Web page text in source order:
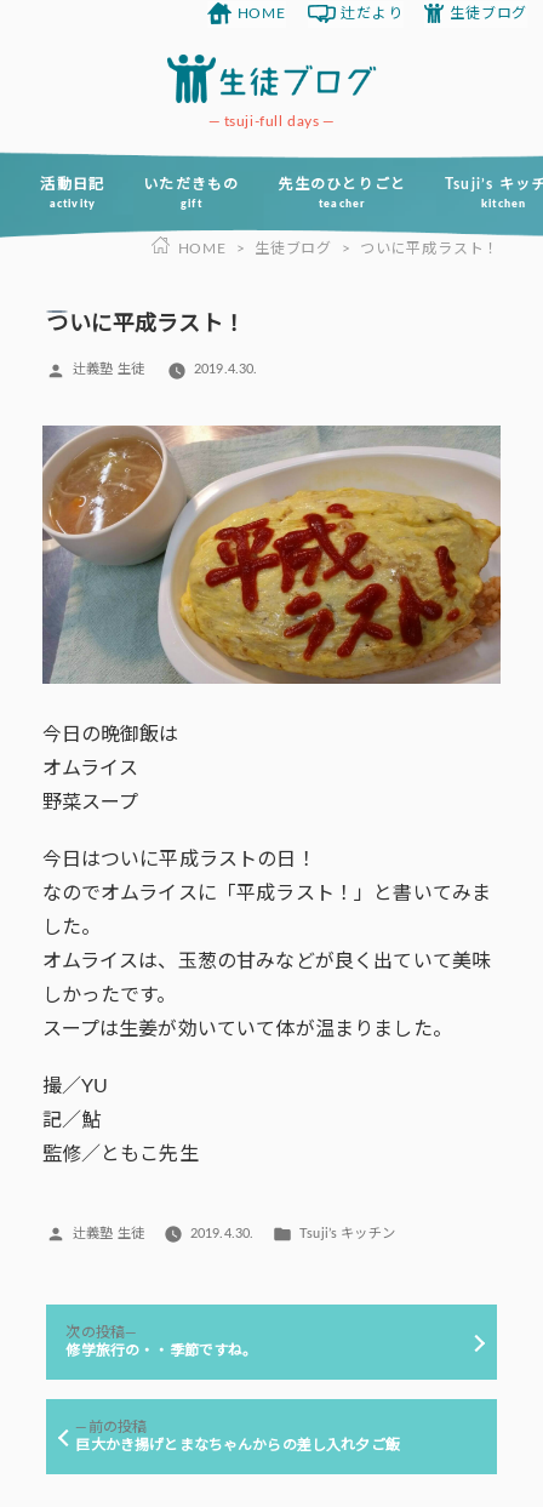
ツ
tsuji-full days
活動日記
activity
いただきもの
gift
先生のひとりごと
teacher
Tsuji’s キッ
kitchen
HOME 辻だより 生徒ブログ
HOME > 生徒ブログ > ついに平成ラスト！
ついに平成ラスト！
投
辻義塾 生徒 2019.4.30.
今日の晩御飯は
オムライス
野菜スープ
今日はついに平成ラストの日！
なのでオムライスに「平成ラスト！」と書いてみま
した。
オムライスは、玉葱の甘みなどが良く出ていて美味
しかったです。
スープは生姜が効いていて体が温まりました。
撮／YU
記／鮎
監修／ともこ先生
投
辻義塾 生徒 2019.4.30.
カ
リ
Tsuji’s キッチン
ナ
ー
前の投稿前
の
巨大かき揚げとまなちゃんからの差し入れ夕ご飯
次の投稿
の
修学旅行の・・季節ですね。